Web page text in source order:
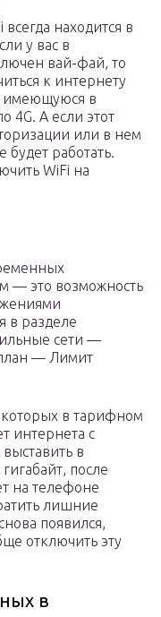
всегда находится в
у вас в
вай-фай, то
к интернету
имеющуюся в
4G. А если этот
или в нем
работать.
WiFi на
— это возможность
в разделе
сети —
— Лимит
в тарифном
интернета с
в
после
на телефоне
лишние
появился,
отключить эту
в